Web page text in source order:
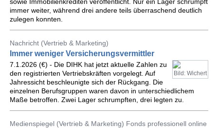
immer weiter, während drei andere teils überraschend deutlich
zulegen konnten.
Nachricht (Vertrieb & Marketing)
Immer weniger Versicherungsvermittler
Bild: Wichert
7.1.2026 (€) - Die DIHK hat jetzt aktuelle Zahlen zu
den registrierten Vertriebskräften vorgelegt. Auf
Jahressicht beschleunigte sich der Rückgang. Die
einzelnen Berufsgruppen waren davon in unterschiedlichem
Maße betroffen. Zwei Lager schrumpften, drei legten zu.
Medienspiegel (Vertrieb & Marketing) Fonds professionell online